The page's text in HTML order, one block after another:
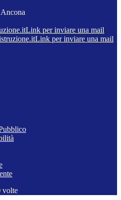
Link per inviare una mail
Link per inviare una mail
volte